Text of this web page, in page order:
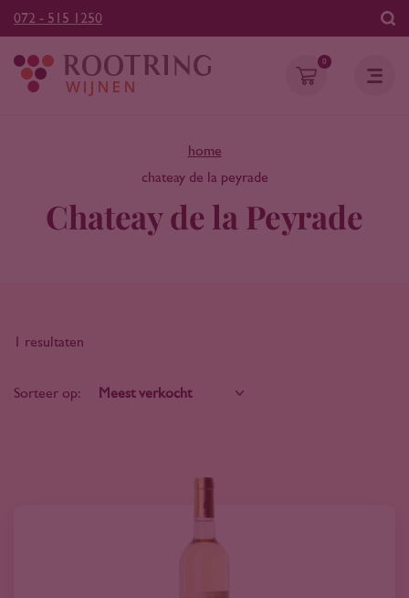
072 - 515 1250
0
home
chateay de la peyrade
Chateay de la Peyrade
1 resultaten
Sorteer op: